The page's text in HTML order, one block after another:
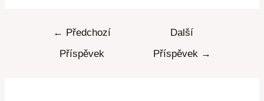
← Předchozí
Příspěvek
Další
Příspěvek →